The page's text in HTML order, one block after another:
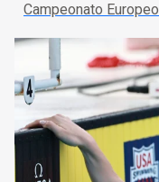
Campeonato